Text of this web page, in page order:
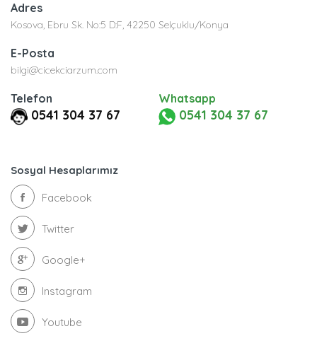
Adres
Kosova, Ebru Sk. No:5 D:F, 42250 Selçuklu/Konya
E-Posta
bilgi@cicekciarzum.com
Telefon
0541 304 37 67
Whatsapp
0541 304 37 67
Sosyal Hesaplarımız
Facebook
Twitter
Google+
Instagram
Youtube